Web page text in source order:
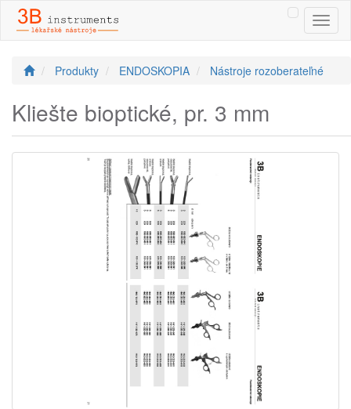
Produkty ENDOSKOPIA Nástroje rozoberateľné
Kliešte bioptické, pr. 3 mm